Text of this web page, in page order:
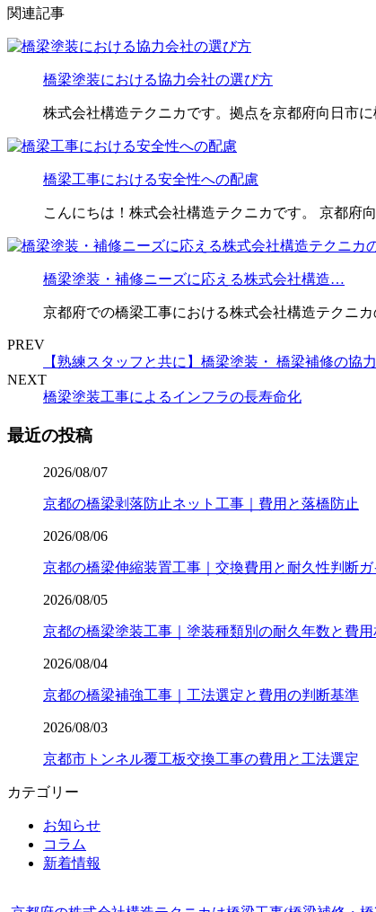
関連記事
橋梁塗装における協力会社の選び方
株式会社構造テクニカです。拠点を京都府向日市
橋梁工事における安全性への配慮
こんにちは！株式会社構造テクニカです。 京都
橋梁塗装・補修ニーズに応える株式会社構造…
京都府での橋梁工事における株式会社構造テクニ
PREV
【熟練スタッフと共に】橋梁塗装・ 橋梁補修の協
NEXT
橋梁塗装工事によるインフラの長寿命化
最近の投稿
2026/08/07
京都の橋梁剥落防止ネット工事｜費用と落橋防止
2026/08/06
京都の橋梁伸縮装置工事｜交換費用と耐久性判断ガ
2026/08/05
京都の橋梁塗装工事｜塗装種類別の耐久年数と費
2026/08/04
京都の橋梁補強工事｜工法選定と費用の判断基準
2026/08/03
京都市トンネル覆工板交換工事の費用と工法選定
カテゴリー
お知らせ
コラム
新着情報